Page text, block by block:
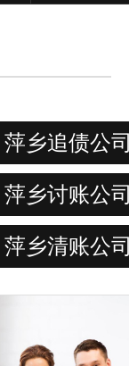
萍乡追债公司
萍乡讨账公司
萍乡清账公司